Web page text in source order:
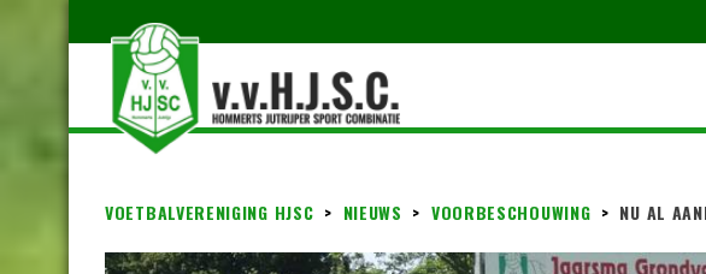
VOETBALVERENIGING HJSC > NIEUWS > VOORBESCHOUWING > NU AL